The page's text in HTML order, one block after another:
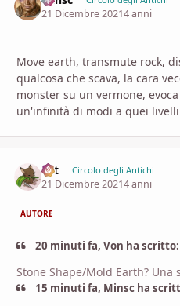
21 Dicembre 20214 anni
Move earth, transmute rock,
qualcosa che scava, la cara
monster su un vermone,
un'infinità di modi a quei livelli
Lyt Circolo degli Antichi
21 Dicembre 20214 anni
AUTORE
20 minuti fa, Von ha scritto:
Stone Shape/Mold Earth?
15 minuti fa, Minsc ha